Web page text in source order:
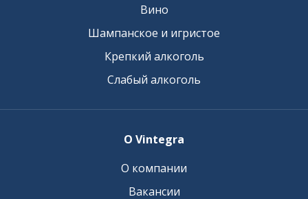
Вино
Шампанское и игристое
Крепкий алкоголь
Слабый алкоголь
О Vintegra
О компании
Вакансии